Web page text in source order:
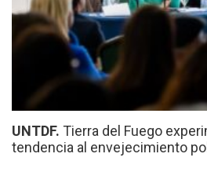
UNTDF. Tierra del Fuego
tendencia al envejecimiento